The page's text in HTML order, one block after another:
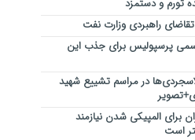
تورم و دستمزد
پرسپولیس برای جذب این
در مراسم تشییع شهید
برای المپیکی شدن نیازمند
است